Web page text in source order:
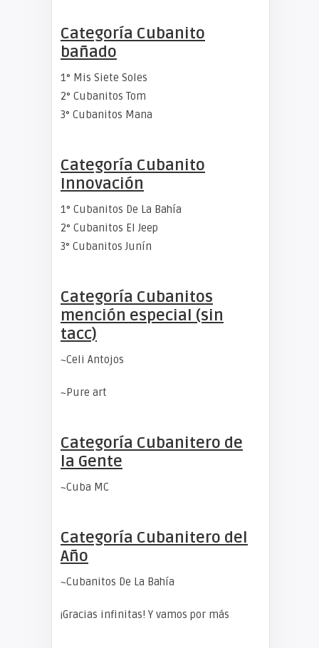
Categoría Cubanito
bañado
1° Mis Siete Soles
2° Cubanitos Tom
3° Cubanitos Mana
Categoría Cubanito
Innovación
1° Cubanitos De La Bahía
2° Cubanitos El Jeep
3° Cubanitos Junín
Categoría Cubanitos
mención especial (sin
tacc)
~Celi Antojos
~Pure art
Categoría Cubanitero de
la Gente
~Cuba MC
Categoría Cubanitero del
Año
~Cubanitos De La Bahía
¡Gracias infinitas! Y vamos por más